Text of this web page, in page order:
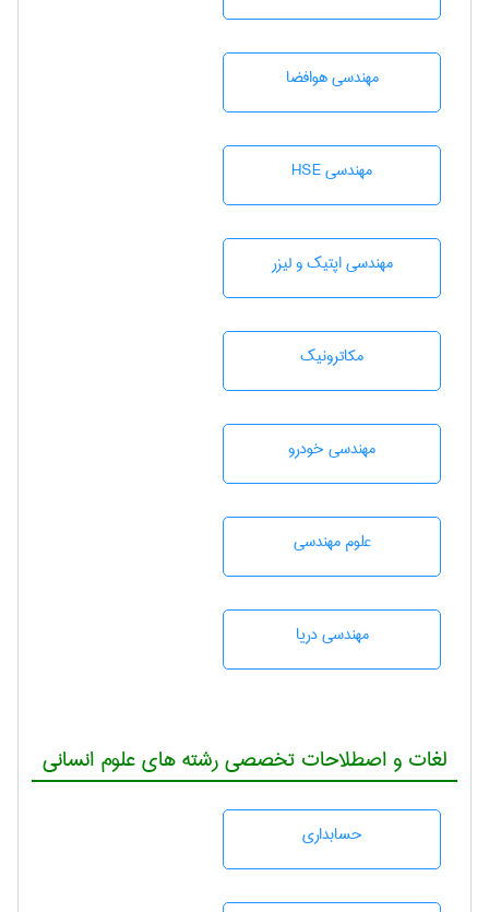
مهندسی هوافضا
مهندسی HSE
مهندسی اپتیک و لیزر
مکاترونیک
مهندسی خودرو
علوم مهندسی
مهندسی دریا
لغات و اصطلاحات تخصصی رشته های علوم انسانی
حسابداری